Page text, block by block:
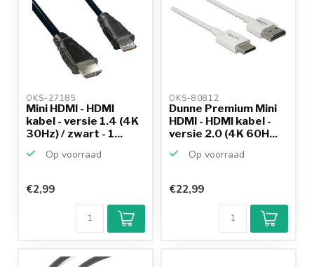
OKS-27185
Mini HDMI - HDMI
kabel - versie 1.4 (4K
30Hz) / zwart - 1...
Op voorraad
€2,99
OKS-80812
Dunne Premium Mini
HDMI - HDMI kabel -
versie 2.0 (4K 60H...
Op voorraad
€22,99